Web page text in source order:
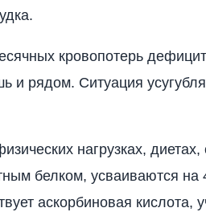
кровопотерь дефицит
и рядом. Ситуация
нагрузках,
белком, усваиваются на
аскорбиновая кислота,